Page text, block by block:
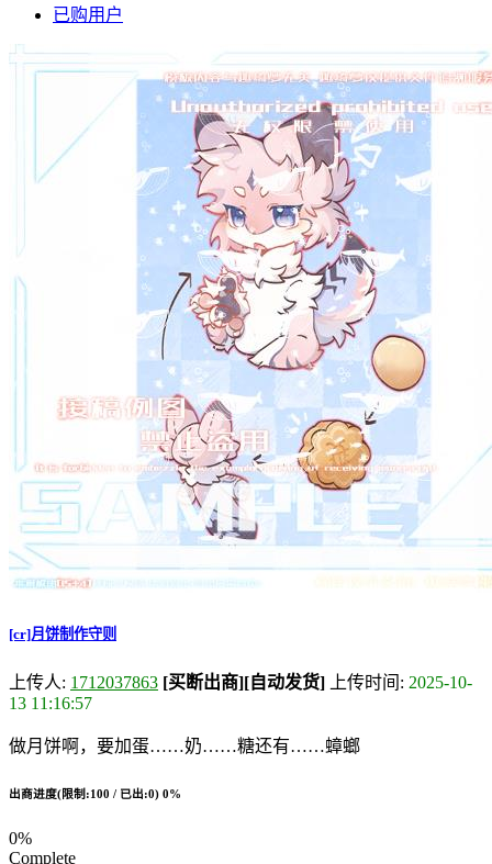
已购用户
[cr]月饼制作守则
上传人: 1712037863 [买断出商][自动发货] 上传时间: 2025-10-
13 11:16:57
做月饼啊，要加蛋……奶……糖还有……蟑螂
出商进度(限制:100 / 已出:0) 0%
0%
Complete